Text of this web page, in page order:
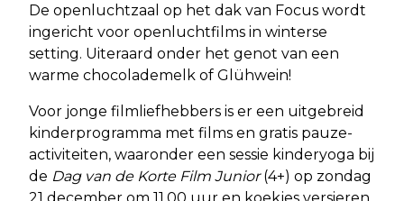
De openluchtzaal op het dak van Focus wordt
ingericht voor openluchtfilms in winterse
setting. Uiteraard onder het genot van een
warme chocolademelk of Glühwein!
Voor jonge filmliefhebbers is er een uitgebreid
kinderprogramma met films en gratis pauze-
activiteiten, waaronder een sessie kinderyoga bij
de Dag van de Korte Film Junior(4+) op zondag
21 december om 11.00 uur en koekjes versieren